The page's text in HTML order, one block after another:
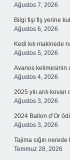
Ağustos 7, 2026
Bilgi fişi fiş yerine
Ağustos 6, 2026
Kedi kılı makinede
Ağustos 5, 2026
Avanos kelimesinin
Ağustos 4, 2026
2025 yılı arılı
Ağustos 3, 2026
2024 Ballon d’Or
Ağustos 3, 2026
Tajima sığırı
Temmuz 28, 2026